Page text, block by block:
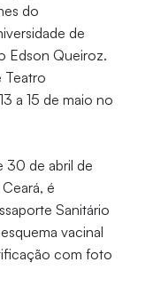
do
de
Edson Queiroz.
Teatro
a 15 de maio no
30 de abril de
é
Sanitário
vacinal
com foto